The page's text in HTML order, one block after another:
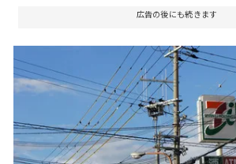
広告の後にも続きます